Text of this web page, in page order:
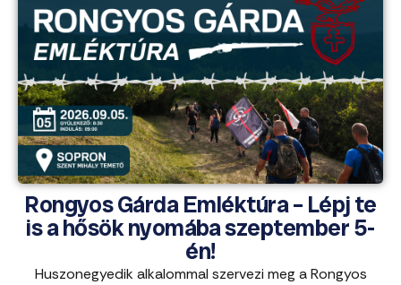
Rongyos Gárda Emléktúra – Lépj te
is a hősök nyomába szeptember 5-
én!
Huszonegyedik alkalommal szervezi meg a Rongyos